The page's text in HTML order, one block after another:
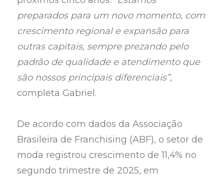
preparados para um novo momento, com
crescimento regional e expansão para
outras capitais, sempre prezando pelo
padrão de qualidade e atendimento que
são nossos principais diferenciais”,
completa Gabriel.
De acordo com dados da Associação
Brasileira de Franchising (ABF), o setor de
moda registrou crescimento de 11,4% no
segundo trimestre de 2025, em